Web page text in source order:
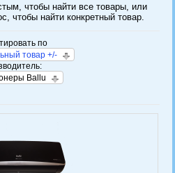
чтобы найти все товары, или
чтобы найти конкретный товар.
по
товар +/-
Ballu